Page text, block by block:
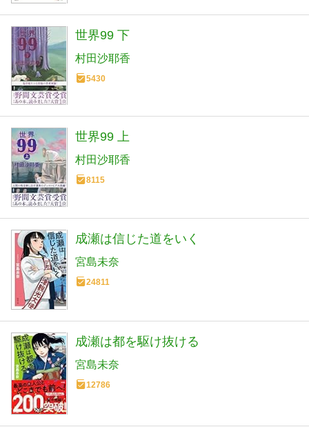
世界99 下
村田沙耶香
5430
世界99 上
村田沙耶香
8115
成瀬は信じた道をいく
宮島未奈
24811
成瀬は都を駆け抜ける
宮島未奈
12786